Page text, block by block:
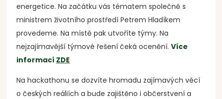
energetice. Na začátku vás tématem společně s
ministrem životního prostředí Petrem Hladíkem
provedeme. Na místě pak utvoříte týmy. Na
nejzajímavější týmové řešení čeká ocenění.Více
informací ZDE
Na hackathonu se dozvíte hromadu zajímavých věcí
o českých reáliích a bude zajištěno i občerstvení a